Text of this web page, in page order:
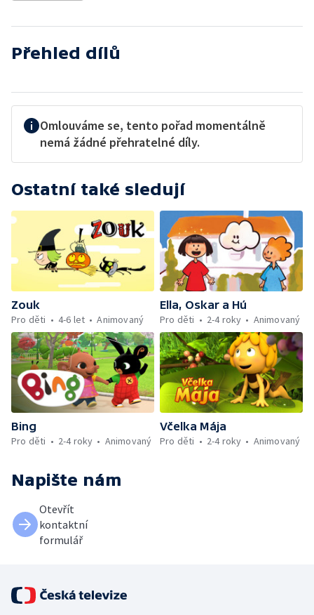
Přehled dílů
Omlouváme se, tento pořad momentálně
nemá žádné přehratelné díly.
Ostatní také sledují
Zouk
Pro děti
4-6 let Animovaný
Ella, Oskar a Hú
Pro děti
2-4 roky Animovaný
Bing
Pro děti
2-4 roky Animovaný
Včelka Mája
Pro děti
2-4 roky Animovaný
Napište nám
Otevřít
kontaktní
formulář